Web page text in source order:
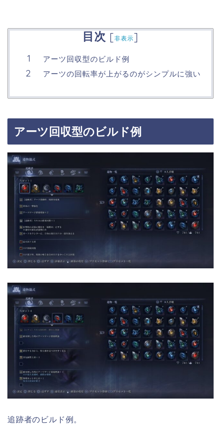
目次 [非表示]
アーツ回収型のビルド例
アーツの回転率が上がるのがシンプルに強い
アーツ回収型のビルド例
追跡者のビルド例。